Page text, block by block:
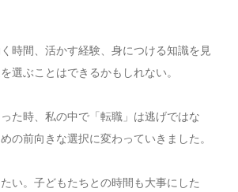
時間、活かす経験、身につける知識を見
選ぶことはできるかもしれない。
た時、私の中で「転職」は逃げではな
の前向きな選択に変わっていきました。
い。子どもたちとの時間も大事にした